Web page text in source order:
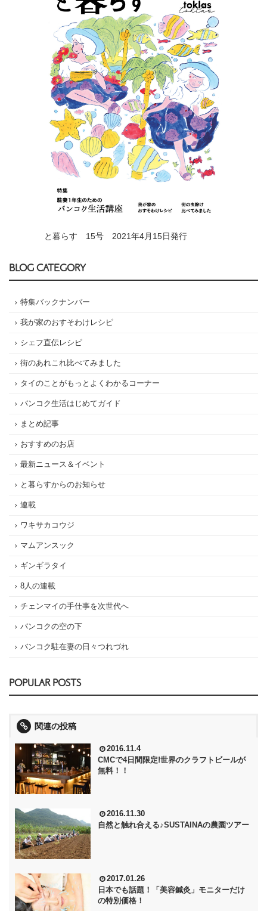
と暮らす 15号 2021年4月15日発行
BLOG CATEGORY
特集バックナンバー
我が家のおすそわけレシピ
シェフ直伝レシピ
街のあれこれ比べてみました
タイのことがもっとよくわかるコーナー
バンコク生活はじめてガイド
まとめ記事
おすすめのお店
最新ニュース＆イベント
と暮らすからのお知らせ
連載
ワキサカコウジ
マムアンスック
ギンギラタイ
8人の連載
チェンマイの手仕事を次世代へ
バンコクの空の下
バンコク駐在妻の日々つれづれ
POPULAR POSTS
関連の投稿
2016.11.4
CMCで4日間限定!世界のクラフトビールが
無料！！
2016.11.30
自然と触れ合える♪SUSTAINAの農園ツアー
2017.01.26
日本でも話題！「美容鍼灸」モニターだけ
の特別価格！